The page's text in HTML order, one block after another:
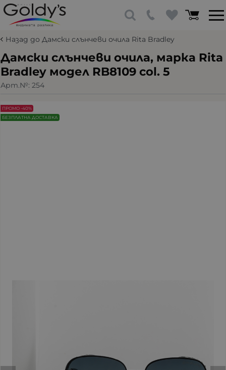
Назад до Дамски слънчеви очила Rita Bradley
Дамски слънчеви очила, марка Rita
Bradley модел RB8109 col. 5
Арт.№: 254
ПРОМО -40%
БЕЗПЛАТНА ДОСТАВКА